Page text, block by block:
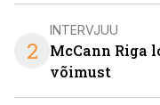
2
INTERVJUU
McCann Riga
võimust